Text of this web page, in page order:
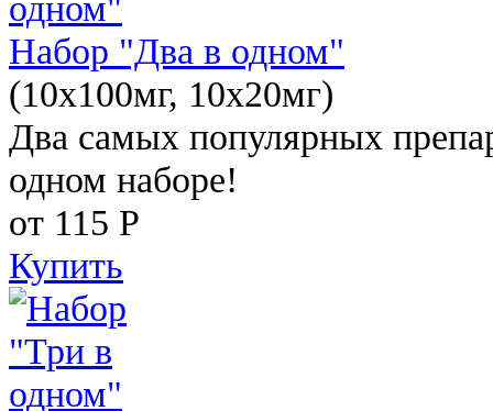
Набор "Два в одном"
(10x100мг, 10x20мг)
Два самых популярных
одном наборе!
от 115 Р
Купить